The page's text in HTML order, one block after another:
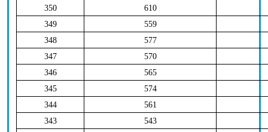
350
610
349
559
348
577
347
570
346
565
345
574
344
561
343
543